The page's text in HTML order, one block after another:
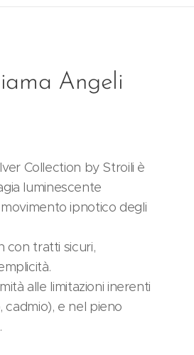
Angeli
Collection by Stroili è
luminescente
ipnotico degli
con tratti sicuri,
alle limitazioni inerenti
cadmio), e nel pieno